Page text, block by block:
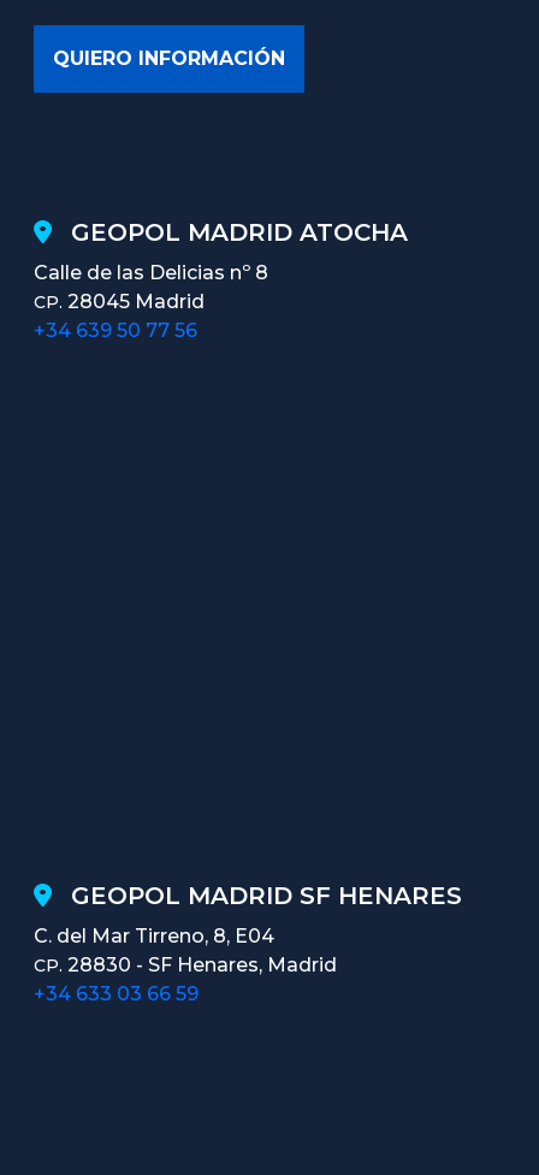
GEOPOL MADRID ATOCHA
Calle de las Delicias nº 8
CP. 28045 Madrid
+34 639 50 77 56
GEOPOL MADRID SF HENARES
C. del Mar Tirreno, 8, E04
CP. 28830 - SF Henares, Madrid
+34 633 03 66 59